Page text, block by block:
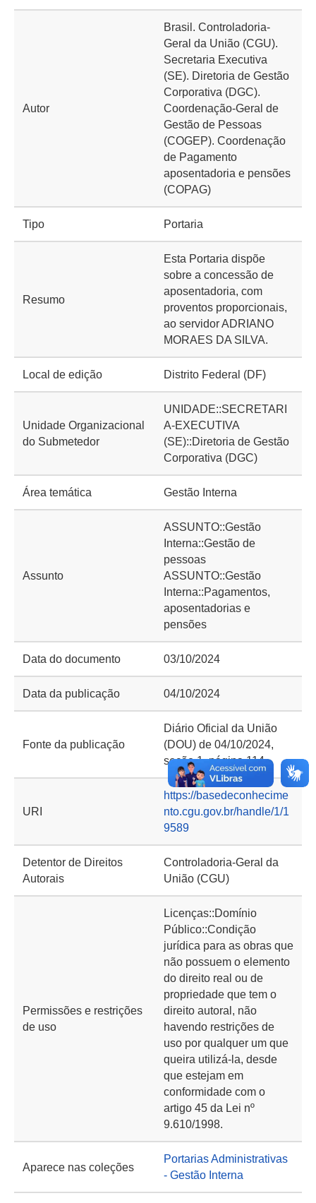
Autor
Brasil. Controladoria-
Geral da União (CGU).
Secretaria Executiva
(SE). Diretoria de Gestão
Corporativa (DGC).
Coordenação-Geral de
Gestão de Pessoas
(COGEP). Coordenação
de Pagamento
aposentadoria e pensões
(COPAG)
Tipo Portaria
Resumo
Esta Portaria dispõe
sobre a concessão de
aposentadoria, com
proventos proporcionais,
ao servidor ADRIANO
MORAES DA SILVA.
Local de edição Distrito Federal (DF)
Unidade Organizacional
do Submetedor
UNIDADE::SECRETARI
A-EXECUTIVA
(SE)::Diretoria de Gestão
Corporativa (DGC)
Área temática Gestão Interna
Assunto
ASSUNTO::Gestão
Interna::Gestão de
pessoas
ASSUNTO::Gestão
Interna::Pagamentos,
aposentadorias e
pensões
Data do documento 03/10/2024
Data da publicação 04/10/2024
Fonte da publicação
Diário Oficial da União
(DOU) de 04/10/2024,
seção 1, página 114
URI
https://basedeconhecime
nto.cgu.gov.br/handle/1/1
9589
Detentor de Direitos
Autorais
Controladoria-Geral da
União (CGU)
Permissões e restrições
de uso
Licenças::Domínio
Público::Condição
jurídica para as obras que
não possuem o elemento
do direito real ou de
propriedade que tem o
direito autoral, não
havendo restrições de
uso por qualquer um que
queira utilizá-la, desde
que estejam em
conformidade com o
artigo 45 da Lei nº
9.610/1998.
Aparece nas coleções
Portarias Administrativas
- Gestão Interna